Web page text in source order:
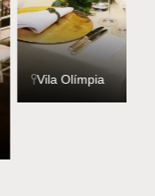
Vila Olímpia